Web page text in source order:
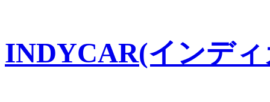
INDYCAR(インデ